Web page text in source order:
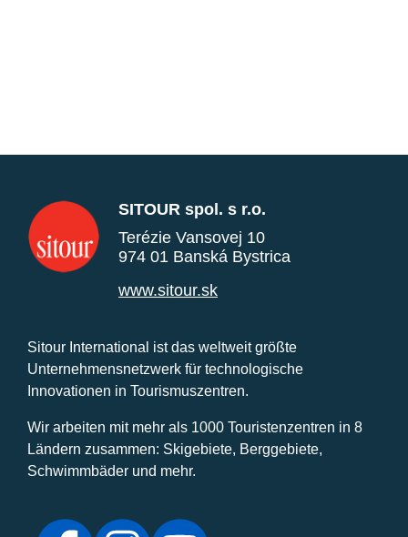
SITOUR spol. s r.o.
Terézie Vansovej 10
974 01 Banská Bystrica
www.sitour.sk
Sitour International ist das weltweit größte
Unternehmensnetzwerk für technologische
Innovationen in Tourismuszentren.
Wir arbeiten mit mehr als 1000 Touristenzentren in 8
Ländern zusammen: Skigebiete, Berggebiete,
Schwimmbäder und mehr.